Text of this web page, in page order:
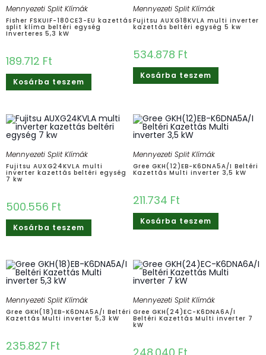
Mennyezeti Split Klímák
Fisher FSKUIF-180CE3-EU kazettás
split klíma beltéri egység
Inverteres 5,3 kW
189.712 Ft
Kosárba teszem
Mennyezeti Split Klímák
Fujitsu AUXG18KVLA multi inverter
kazettás beltéri egység 5 kw
534.878 Ft
Kosárba teszem
Mennyezeti Split Klímák
Fujitsu AUXG24KVLA multi
inverter kazettás beltéri egység
7 kw
500.556 Ft
Kosárba teszem
Mennyezeti Split Klímák
Gree GKH(12)EB-K6DNA5A/I Beltéri
Kazettás Multi inverter 3,5 kW
211.734 Ft
Kosárba teszem
Mennyezeti Split Klímák
Gree GKH(18)EB-K6DNA5A/I Beltéri
Kazettás Multi inverter 5,3 kW
235.827 Ft
Mennyezeti Split Klímák
Gree GKH(24)EC-K6DNA6A/I
Beltéri Kazettás Multi inverter 7
kW